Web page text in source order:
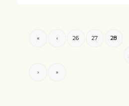
« ‹ 26 27 28
› »